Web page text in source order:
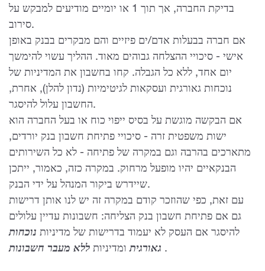
בדיקת החברה, אך תוך 1 או יומיים מודיעים למבקש על
סירוב.
אם חברה בבעלות אדם/ים פיזיים והם מבקרים בבנק באופן
אישי - סיכויי ההצלחה גבוהים מאוד. ההליך עשוי להימשך
יום אחד, ללא כל הגבלה. קחו בחשבון את המדיניות של
נוכחות גאורגית ועסקאות לגיטימיות (נדון להלן), אחרת,
החשבון עלול להיסגר.
אם הבקשה מוגשת על בסיס ייפוי כוח או בעל החברה הוא
ישות משפטית זרה - סיכויי פתיחת חשבון בנק יורדים,
מתארכים בהרבה וגם במקרה של פתיחה - לא כל השירותים
הבנקאיים יהיו מופעל מרחוק. במקרה כזה, כאמור, ייתכן
שיידרש ביקור המנהל על ידי הבנק.
עם זאת, כפי שהוזכר קודם במקרה זה יש לנו אותן דרישות
גם אם פתיחת חשבון בנק הצליחה: חשבונות עדיין עלולים
להיסגר אם העסק לא יעמוד בדרישות של מדיניות נוכחות
גאורגיתומדיניות ללא מעבר חשבונות .